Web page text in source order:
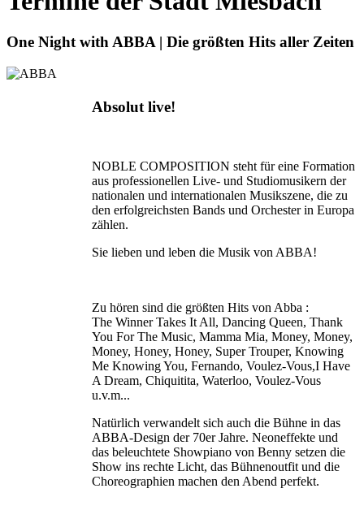
One Night with ABBA | Die größten Hits aller Zeiten
Absolut live!
NOBLE COMPOSITION steht für eine Formation
aus professionellen Live- und Studiomusikern der
nationalen und internationalen Musikszene, die zu
den erfolgreichsten Bands und Orchester in Europa
zählen.
Sie lieben und leben die Musik von ABBA!
Zu hören sind die größten Hits von Abba :
The Winner Takes It All, Dancing Queen, Thank
You For The Music, Mamma Mia, Money, Money,
Money, Honey, Honey, Super Trouper, Knowing
Me Knowing You, Fernando, Voulez-Vous,I Have
A Dream, Chiquitita, Waterloo, Voulez-Vous
u.v.m...
Natürlich verwandelt sich auch die Bühne in das
ABBA-Design der 70er Jahre. Neoneffekte und
das beleuchtete Showpiano von Benny setzen die
Show ins rechte Licht, das Bühnenoutfit und die
Choreographien machen den Abend perfekt.